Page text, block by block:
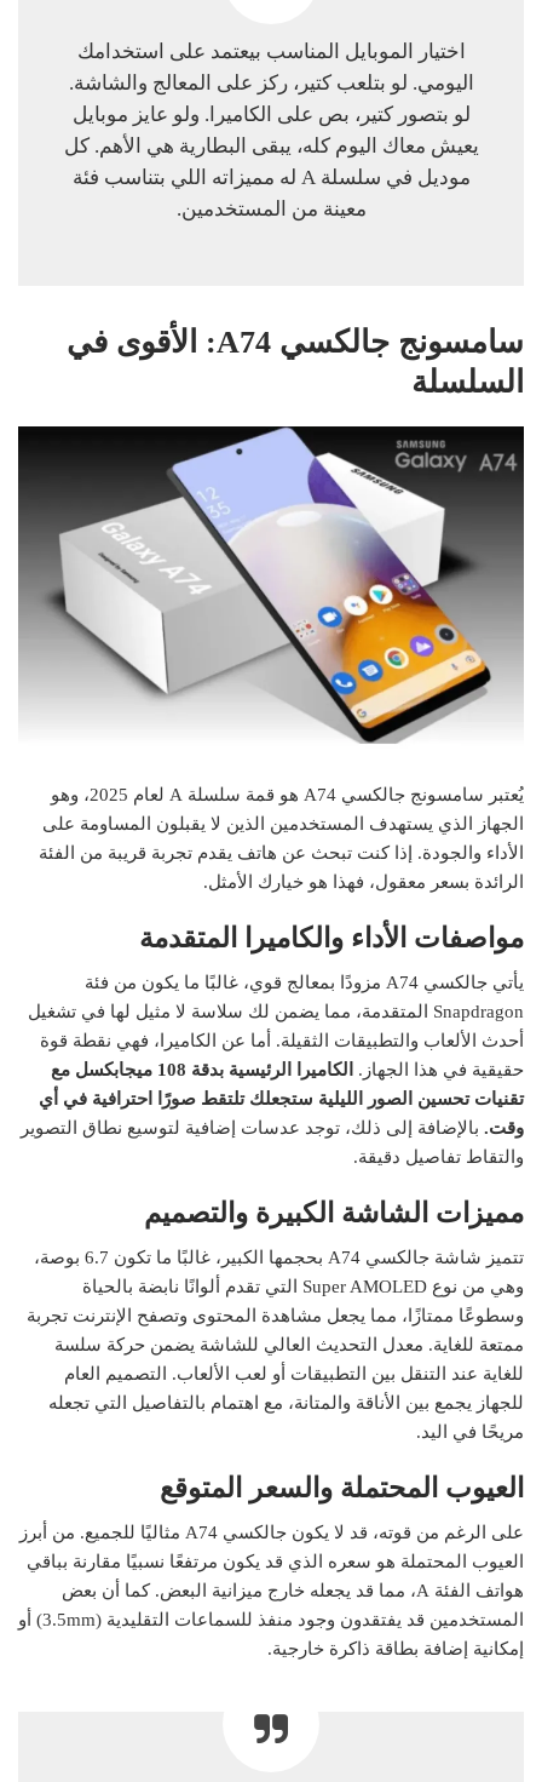
اختيار الموبايل المناسب بيعتمد على استخدامك
اليومي. لو بتلعب كتير، ركز على المعالج والشاشة.
لو بتصور كتير، بص على الكاميرا. ولو عايز موبايل
يعيش معاك اليوم كله، يبقى البطارية هي الأهم. كل
موديل في سلسلة A له مميزاته اللي بتناسب فئة
معينة من المستخدمين.
سامسونج جالكسي A74: الأقوى في
السلسلة
يُعتبر سامسونج جالكسي A74 هو قمة سلسلة A لعام 2025، وهو
الجهاز الذي يستهدف المستخدمين الذين لا يقبلون المساومة على
الأداء والجودة. إذا كنت تبحث عن هاتف يقدم تجربة قريبة من الفئة
الرائدة بسعر معقول، فهذا هو خيارك الأمثل.
مواصفات الأداء والكاميرا المتقدمة
يأتي جالكسي A74 مزودًا بمعالج قوي، غالبًا ما يكون من فئة
Snapdragon المتقدمة، مما يضمن لك سلاسة لا مثيل لها في تشغيل
أحدث الألعاب والتطبيقات الثقيلة. أما عن الكاميرا، فهي نقطة قوة
حقيقية في هذا الجهاز.
الكاميرا الرئيسية بدقة 108 ميجابكسل مع
تقنيات تحسين الصور الليلية ستجعلك تلتقط صورًا احترافية في أي
وقت. بالإضافة إلى ذلك، توجد عدسات إضافية لتوسيع نطاق التصوير
والتقاط تفاصيل دقيقة.
مميزات الشاشة الكبيرة والتصميم
تتميز شاشة جالكسي A74 بحجمها الكبير، غالبًا ما تكون 6.7 بوصة،
وهي من نوع Super AMOLED التي تقدم ألوانًا نابضة بالحياة
وسطوعًا ممتازًا، مما يجعل مشاهدة المحتوى وتصفح الإنترنت تجربة
ممتعة للغاية. معدل التحديث العالي للشاشة يضمن حركة سلسة
للغاية عند التنقل بين التطبيقات أو لعب الألعاب. التصميم العام
للجهاز يجمع بين الأناقة والمتانة، مع اهتمام بالتفاصيل التي تجعله
مريحًا في اليد.
العيوب المحتملة والسعر المتوقع
على الرغم من قوته، قد لا يكون جالكسي A74 مثاليًا للجميع. من أبرز
العيوب المحتملة هو سعره الذي قد يكون مرتفعًا نسبيًا مقارنة بباقي
هواتف الفئة A، مما قد يجعله خارج ميزانية البعض. كما أن بعض
المستخدمين قد يفتقدون وجود منفذ للسماعات التقليدية (3.5mm) أو
إمكانية إضافة بطاقة ذاكرة خارجية.